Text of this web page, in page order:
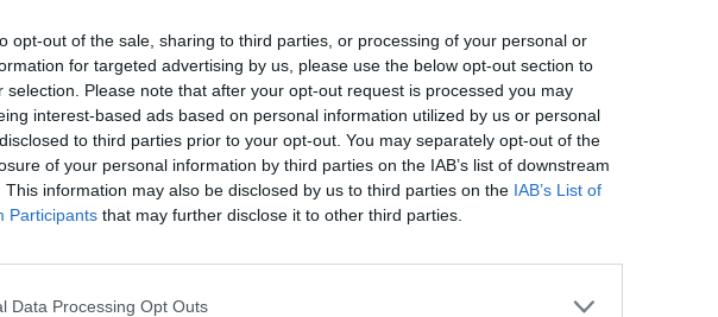
opt-out of the sale, sharing to third parties, or processing of your personal or
for targeted advertising by us, please use the below opt-out section to
selection. Please note that after your opt-out request is processed you may
interest-based ads based on personal information utilized by us or personal
to third parties prior to your opt-out. You may separately opt-out of the
of your personal information by third parties on the IAB’s list of downstream
This information may also be disclosed by us to third parties on the IAB’s List of
Participants that may further disclose it to other third parties.
Data Processing Opt Outs
de los eventos culturales
seguimos apostando
a dinamizar el municipio y a
“se sigue trabajando para
y que contribuyen a
cómo la cultura puede
deberán presentarse de
Público antes de las